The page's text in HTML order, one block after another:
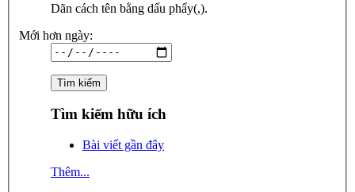
Dãn cách tên bằng dấu phẩy(,).
Mới hơn ngày:
Tìm kiếm hữu ích
Bài viết gần đây
Thêm...